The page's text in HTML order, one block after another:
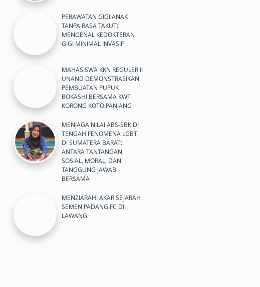
PERAWATAN GIGI ANAK
TANPA RASA TAKUT:
MENGENAL KEDOKTERAN
GIGI MINIMAL INVASIF
MAHASISWA KKN REGULER II
UNAND DEMONSTRASIKAN
PEMBUATAN PUPUK
BOKASHI BERSAMA KWT
KORONG KOTO PANJANG
MENJAGA NILAI ABS-SBK DI
TENGAH FENOMENA LGBT
DI SUMATERA BARAT:
ANTARA TANTANGAN
SOSIAL, MORAL, DAN
TANGGUNG JAWAB
BERSAMA
MENZIARAHI AKAR SEJARAH
SEMEN PADANG FC DI
LAWANG